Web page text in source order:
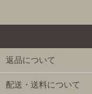
返品について
配送・送料について